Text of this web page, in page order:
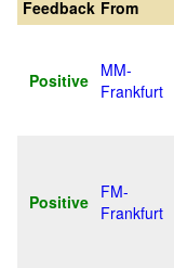
Feedback From
Positive
MM-
Frankfurt
Positive
FM-
Frankfurt